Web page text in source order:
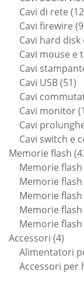
Cavi di rete
Cavi firewire 9
Cavi hard
Cavi mouse e
Cavi
Cavi USB 5151
Cavi
Cavi monitor 1
Cavi
Cavi switch e
Memorie flash
Memorie
Memorie
Memorie
Memorie flash
Memorie flash
Accessori 44
Alimentatori
Accessori per